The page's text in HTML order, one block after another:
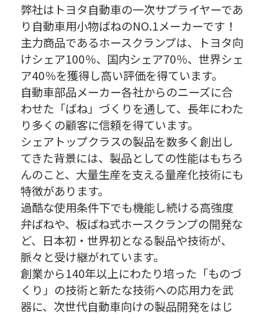
弊社はトヨタ自動車の一次サプライヤーであ
り自動車用小物ばねのNO.1メーカーです！
主力商品であるホースクランプは、トヨタ向
けシェア100％、国内シェア70％、世界シェ
ア40％を獲得し高い評価を得ています。
自動車部品メーカー各社からのニーズに合
わせた「ばね」づくりを通して、長年にわた
り多くの顧客に信頼を得ています。
シェアトップクラスの製品を数多く創出し
てきた背景には、製品としての性能はもちろ
んのこと、大量生産を支える量産化技術にも
特徴があります。
過酷な使用条件下でも機能し続ける高強度
弁ばねや、板ばね式ホースクランプの開発な
ど、日本初・世界初となる製品や技術が、
脈々と受け継がれています。
創業から140年以上にわたり培った「ものづ
くり」の技術と新たな技術への応用力を武
器に、次世代自動車向けの製品開発をはじ